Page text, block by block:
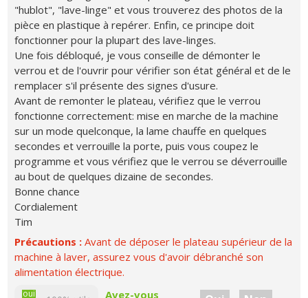
"hublot", "lave-linge" et vous trouverez des photos de la
pièce en plastique à repérer. Enfin, ce principe doit
fonctionner pour la plupart des lave-linges.
Une fois débloqué, je vous conseille de démonter le
verrou et de l'ouvrir pour vérifier son état général et de le
remplacer s'il présente des signes d'usure.
Avant de remonter le plateau, vérifiez que le verrou
fonctionne correctement: mise en marche de la machine
sur un mode quelconque, la lame chauffe en quelques
secondes et verrouille la porte, puis vous coupez le
programme et vous vérifiez que le verrou se déverrouille
au bout de quelques dizaine de secondes.
Bonne chance
Cordialement
Tim
Précautions :Avant de déposer le plateau supérieur de la
machine à laver, assurez vous d'avoir débranché son
alimentation électrique.
non
oui Avez-vous